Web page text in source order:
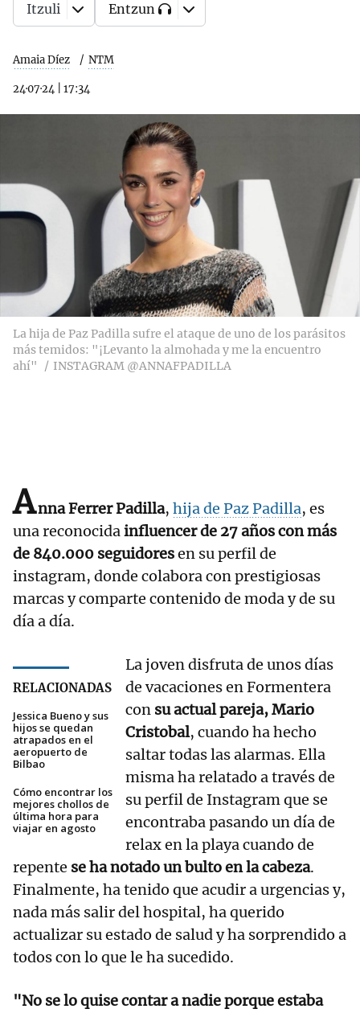
Amaia Díez NTM
24·07·24 17:34
Itzuli Entzun
La hija de Paz Padilla sufre el ataque de uno de los parásitos
más temidos: "¡Levanto la almohada y me la encuentro
ahí"
INSTAGRAM @ANNAFPADILLA
Anna Ferrer Padilla, hija de Paz Padilla, es
una reconocidainfluencer de 27 años con más
de 840.000 seguidoresen su perfil de
instagram, donde colabora con prestigiosas
marcas y comparte contenido de moda y de su
día a día.
RELACIONADAS
Jessica Bueno y sus
hijos se quedan
atrapados en el
aeropuerto de
Bilbao
Cómo encontrar los
mejores chollos de
última hora para
viajar en agosto
La joven disfruta de unos días
de vacaciones en Formentera
con su actual pareja, Mario
Cristobal, cuando ha hecho
saltar todas las alarmas. Ella
misma ha relatado a través de
su perfil de Instagram que se
encontraba pasando un día de
relax en la playa cuando de
repente se ha notado un bulto en la cabeza.
Finalmente, ha tenido que acudir a urgencias y,
nada más salir del hospital, ha querido
actualizar su estado de salud y ha sorprendido a
todos con lo que le ha sucedido.
"No se lo quise contar a nadie porque estaba